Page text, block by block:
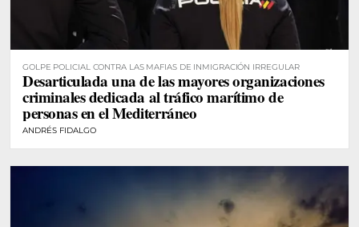
GOLPE POLICIAL CONTRA LAS MAFIAS DE INMIGRACIÓN IRREGULAR
Desarticulada una de las mayores organizaciones
criminales dedicada al tráfico marítimo de
personas en el Mediterráneo
ANDRÉS FIDALGO